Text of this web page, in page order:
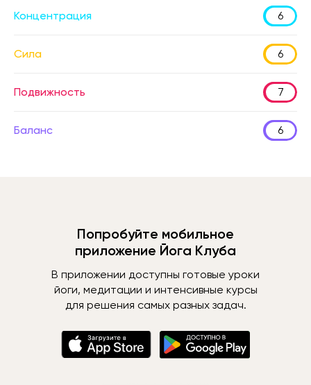
Концентрация 6
Сила 6
Подвижность 7
Баланс 6
Попробуйте мобильное
приложение Йога Клуба
В приложении доступны готовые уроки
йоги, медитации и интенсивные курсы
для решения самых разных задач.